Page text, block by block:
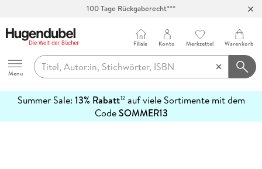
100 Tage Rückgaberecht***
Hugendubel
Menu
Filiale Konto Merkzettel Warenkorb
Summer Sale: 13% Rabatt12auf viele Sortimente mit dem
CodeSOMMER13
erfahren